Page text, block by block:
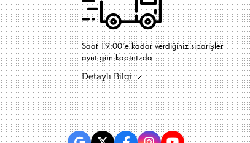
Saat 19:00'e kadar verdiğiniz siparişler
aynı gün kapınızda.
Detaylı Bilgi